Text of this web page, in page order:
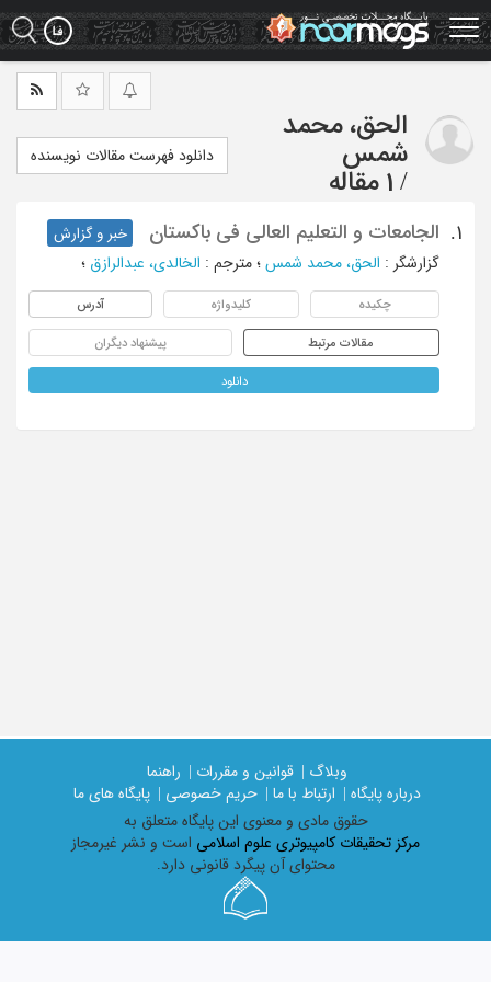
Skip
to
main
الحق، محمد
شمس
/ 1 مقاله
دانلود فهرست مقالات نویسنده
1. الجامعات و التعلیم العالی فی باکستان
خبر و گزارش
گزارشگر : الحق، محمد شمس ؛ مترجم : الخالدی، عبدالرازق ؛
چکیده کلیدواژه آدرس
مقالات مرتبط پیشنهاد دیگران
دانلود
وبلاگ | قوانین و مقررات |
راهنما
درباره پایگاه |
ارتباط با ما | حریم خصوصی |
پایگاه های ما
حقوق مادی و معنوی اين پايگاه متعلق به
مرکز تحقیقات کامپیوتری علوم اسلامی است و نشر غیرمجاز
محتوای آن پیگرد قانونی دارد.